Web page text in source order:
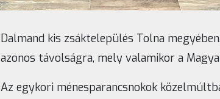
Dalmand kis zsáktelepülés Tolna
azonos távolságra, mely valamikor a
Az egykori ménesparancsnokok